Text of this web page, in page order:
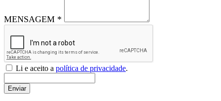
MENSAGEM *
Li e aceito a política de privacidade.
Enviar